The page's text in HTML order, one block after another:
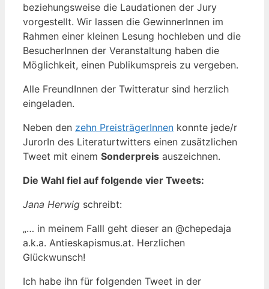
beziehungsweise die Laudationen der Jury
vorgestellt. Wir lassen die GewinnerInnen im
Rahmen einer kleinen Lesung hochleben und die
BesucherInnen der Veranstaltung haben die
Möglichkeit, einen Publikumspreis zu vergeben.
Alle FreundInnen der Twitteratur sind herzlich
eingeladen.
Neben den zehn PreisträgerInnen konnte jede/r
JurorIn des Literaturtwitters einen zusätzlichen
Tweet mit einem Sonderpreis auszeichnen.
Die Wahl fiel auf folgende vier Tweets:
Jana Herwig schreibt:
„… in meinem Falll geht dieser an @chepedaja
a.k.a. Antieskapismus.at. Herzlichen
Glückwunsch!
Ich habe ihn für folgenden Tweet in der